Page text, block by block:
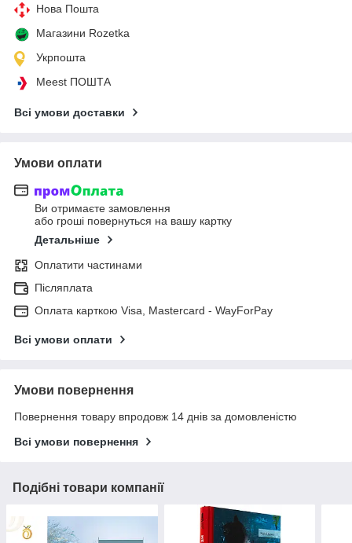
Нова Пошта
Магазини Rozetka
Укрпошта
Meest ПОШТА
Всі умови доставки
Умови оплати
Ви отримаєте замовлення
або гроші повернуться на вашу картку
Детальніше
Оплатити частинами
Післяплата
Оплата карткою Visa, Mastercard - WayForPay
Всі умови оплати
Умови повернення
Повернення товару впродовж 14 днів за домовленістю
Всі умови повернення
Подібні товари компанії